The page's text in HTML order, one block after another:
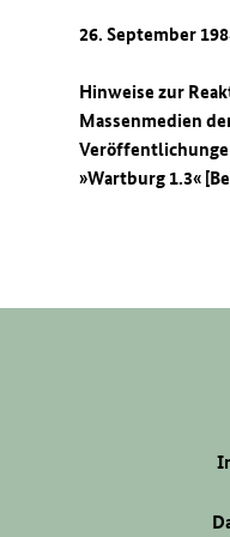
26. September
Hinweise zur
Massenmedien
»Wartburg 1.3«